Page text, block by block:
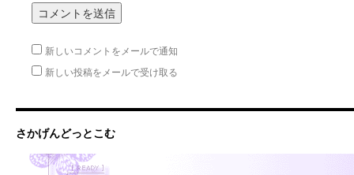
新しいコメントをメールで通知
新しい投稿をメールで受け取る
さかげんどっとこむ